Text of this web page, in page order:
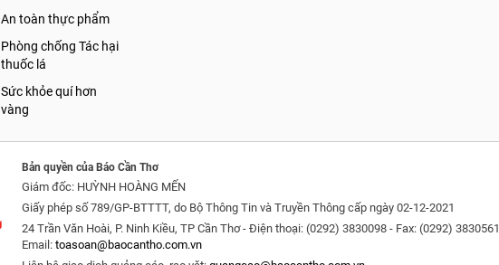
An toàn thực phẩm
Phòng chống Tác hại
thuốc lá
Sức khỏe quí hơn
vàng
Bản quyền của Báo Cần Thơ
Giám đốc: HUỲNH HOÀNG MẾN
Giấy phép số 789/GP-BTTTT, do Bộ Thông Tin và Truyền Thông cấp ngày 02-12-2021
24 Trần Văn Hoài, P. Ninh Kiều, TP Cần Thơ - Điện thoại: (0292) 3830098 - Fax: (0292) 3830561
Email: toasoan@baocantho.com.vn